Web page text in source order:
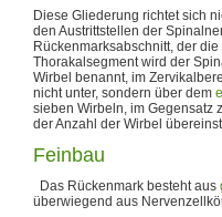
Diese Gliederung richtet sich
den Austrittstellen der
Rückenmarksabschnitt, der
Thorakalsegment wird der
Wirbel benannt, im
nicht unter, sondern über dem
sieben Wirbeln, im Gegensatz
der Anzahl der Wirbel
Feinbau
Das Rückenmark besteht aus
überwiegend aus